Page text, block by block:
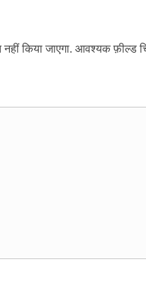
किया जाएगा. आवश्यक फ़ील्ड